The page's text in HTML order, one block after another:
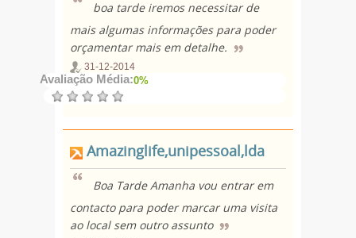
boa tarde iremos necessitar de
mais algumas informações para poder
orçamentar mais em detalhe.
31-12-2014
Avaliação Média:0%
Amazinglife,unipessoal,lda
Boa Tarde Amanha vou entrar em
contacto para poder marcar uma visita
ao local sem outro assunto